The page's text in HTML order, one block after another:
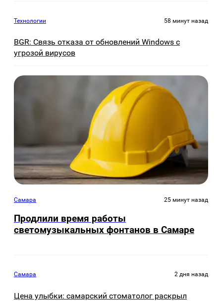
Технологии 58 минут назад
BGR: Связь отказа от обновлений Windows с
угрозой вирусов
Самара 25 минут назад
Продлили время работы
светомузыкальных фонтанов в Самаре
Самара 2 дня назад
Цена улыбки: самарский стоматолог раскрыл